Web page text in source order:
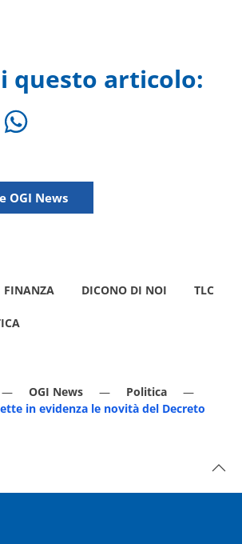
questo articolo:
OGI News
FINANZA DICONO DI NOI TLC
OGI News
Politica
in evidenza le novità del Decreto